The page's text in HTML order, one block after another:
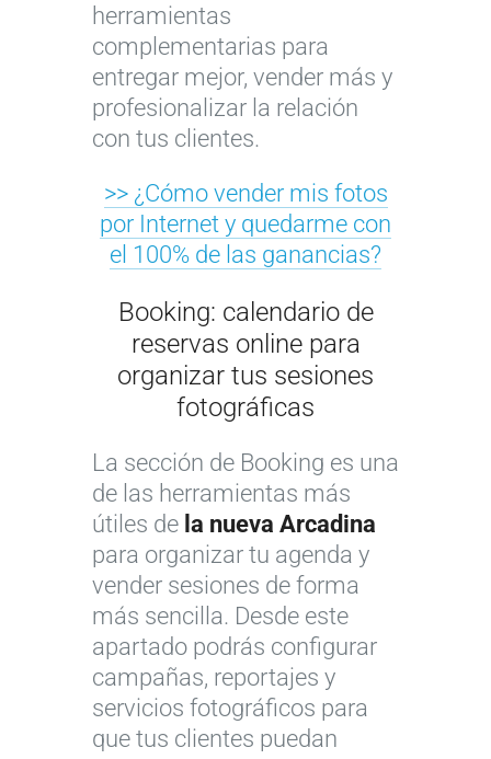
herramientas
complementarias para
entregar mejor, vender más y
profesionalizar la relación
con tus clientes.
>> ¿Cómo vender mis fotos
por Internet y quedarme con
el 100% de las ganancias?
Booking: calendario de
reservas online para
organizar tus sesiones
fotográficas
La sección de Booking es una
de las herramientas más
útiles de la nueva Arcadina
para organizar tu agenda y
vender sesiones de forma
más sencilla. Desde este
apartado podrás configurar
campañas, reportajes y
servicios fotográficos para
que tus clientes puedan